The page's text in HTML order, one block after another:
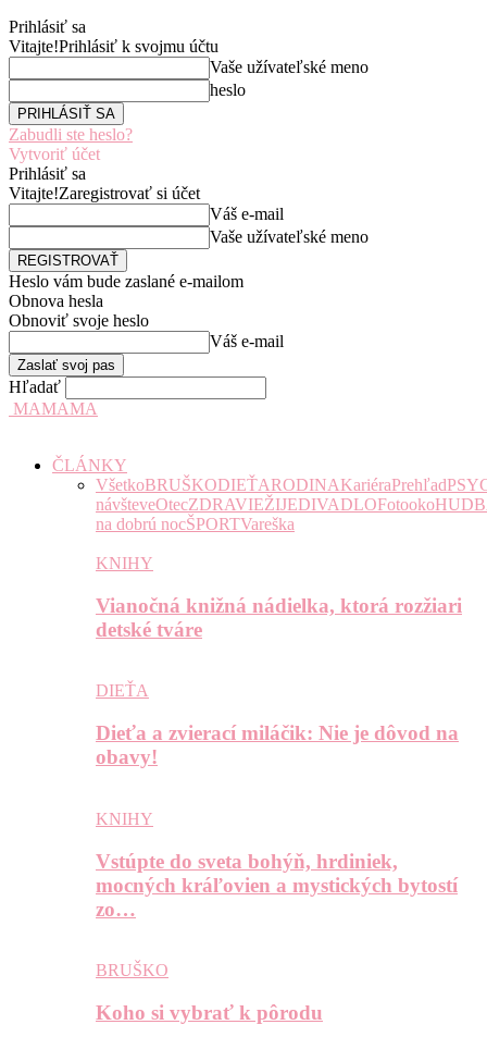
Prihlásiť sa
Vitajte!Prihlásiť k svojmu účtu
Vaše užívateľské meno
heslo
Zabudli ste heslo?
Vytvoriť účet
Prihlásiť sa
Vitajte!Zaregistrovať si účet
Váš e-mail
Vaše užívateľské meno
Heslo vám bude zaslané e-mailom
Obnova hesla
Obnoviť svoje heslo
Váš e-mail
Hľadať
MAMAMA
ČLÁNKY
VšetkoBRUŠKODIEŤARODINAKariéraPrehľad
návšteveOtecZDRAVIEŽIJEDIVADLOFotooko
na dobrú nocŠPORTVareška
KNIHY
Vianočná knižná nádielka, ktorá rozžiari
detské tváre
DIEŤA
Dieťa a zvierací miláčik: Nie je dôvod na
obavy!
KNIHY
Vstúpte do sveta bohýň, hrdiniek,
mocných kráľovien a mystických bytostí
zo…
BRUŠKO
Koho si vybrať k pôrodu